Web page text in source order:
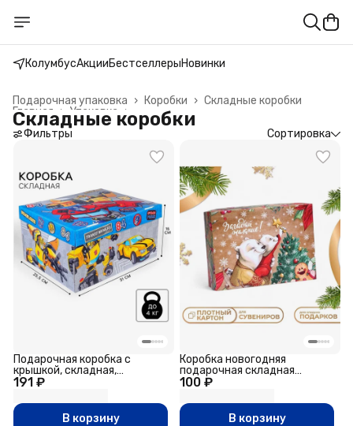
КолумбусАкцииБестселлерыНовинки
Складные коробки
Коробки ›
Подарочная упаковка ›
Упаковка
›
Главная ›
Складные коробки
Фильтры Сортировка
191 ₽
Подарочная коробка с
крышкой, складная,
31×25.5×16 см
В корзину
100 ₽
Коробка новогодняя
подарочная складная
«Угадай желание»,
В корзину